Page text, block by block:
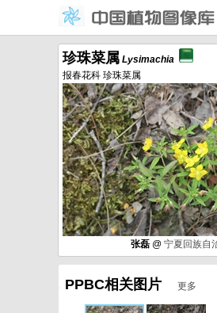
珍珠菜属 Lysimachia
报春花科 珍珠菜属
张磊 @ 宁夏回族自
PPBC相关图片 更多